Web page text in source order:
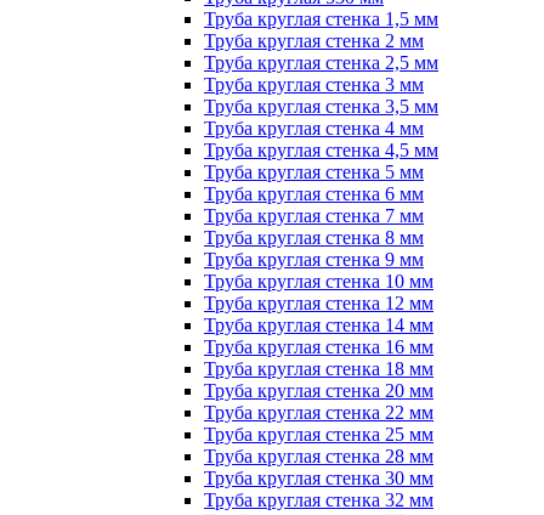
Труба круглая стенка 1,5 мм
Труба круглая стенка 2 мм
Труба круглая стенка 2,5 мм
Труба круглая стенка 3 мм
Труба круглая стенка 3,5 мм
Труба круглая стенка 4 мм
Труба круглая стенка 4,5 мм
Труба круглая стенка 5 мм
Труба круглая стенка 6 мм
Труба круглая стенка 7 мм
Труба круглая стенка 8 мм
Труба круглая стенка 9 мм
Труба круглая стенка 10 мм
Труба круглая стенка 12 мм
Труба круглая стенка 14 мм
Труба круглая стенка 16 мм
Труба круглая стенка 18 мм
Труба круглая стенка 20 мм
Труба круглая стенка 22 мм
Труба круглая стенка 25 мм
Труба круглая стенка 28 мм
Труба круглая стенка 30 мм
Труба круглая стенка 32 мм